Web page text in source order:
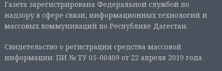
Газета зарегистрирована Федеральной службой по
надзору в сфере связи, информационных технологий и
массовых коммуникаций по Республике Дагестан.
Свидетельство о регистрации средства массовой
информации: ПИ № ТУ 05-00409 от 22 апреля 2019 года